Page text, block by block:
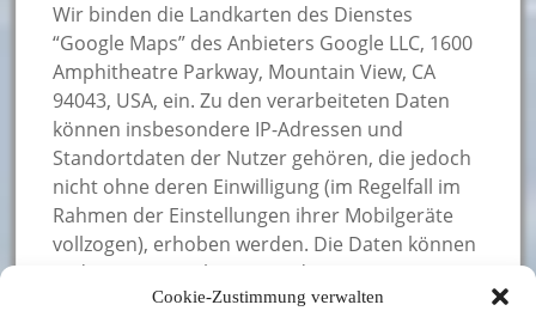
Cookie-Zustimmung verwalten
Wir binden die Landkarten des Dienstes
“Google Maps” des Anbieters Google LLC, 1600
Amphitheatre Parkway, Mountain View, CA
94043, USA, ein. Zu den verarbeiteten Daten
können insbesondere IP-Adressen und
Standortdaten der Nutzer gehören, die jedoch
nicht ohne deren Einwilligung (im Regelfall im
Rahmen der Einstellungen ihrer Mobilgeräte
vollzogen), erhoben werden. Die Daten können
in den USA verarbeitet werden.
Datenschutzerklärung: